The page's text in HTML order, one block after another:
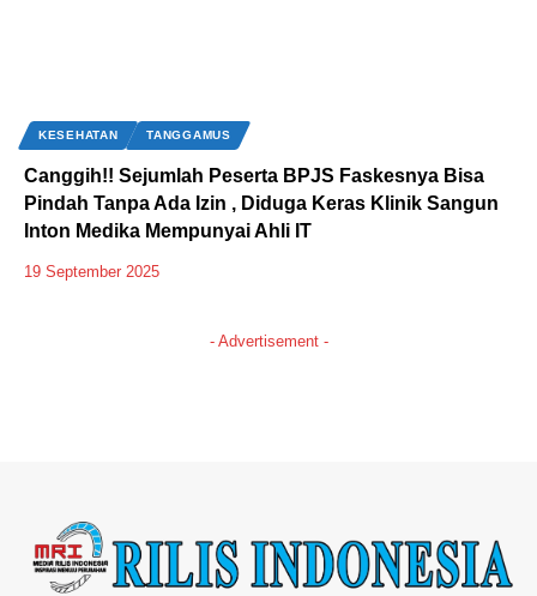
KESEHATAN TANGGAMUS
Canggih!! Sejumlah Peserta BPJS Faskesnya Bisa
Pindah Tanpa Ada Izin , Diduga Keras Klinik Sangun
Inton Medika Mempunyai Ahli IT
19 September 2025
- Advertisement -